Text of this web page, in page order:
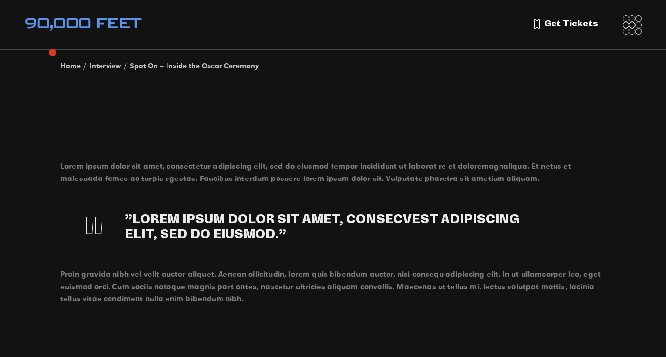
Get Tickets
Home Interview Spot On – Inside the Oscar Ceremony
Lorem ipsum dolor sit amet, consectetur adipiscing elit, sed do eiusmod tempor incididunt ut laborat re et doloremagnaliqua. Et netus et
malesuada fames ac turpis egestas. Faucibus interdum posuere lorem ipsum dolor sit. Vulputate pharetra sit ametium aliquam.
”LOREM IPSUM DOLOR SIT AMET, CONSECVEST ADIPISCING
ELIT, SED DO EIUSMOD.”
Proin gravida nibh vel velit auctor aliquet. Aenean ollicitudin, lorem quis bibendum auctor, nisi consequ adipiscing elit. In ut ullamcorper leo, eget
euismod orci. Cum sociis natoque magnis part ontes, nascetur ultricies aliquam convallis. Maecenas ut tellus mi. lectus volutpat mattis, lacinia
tellus vitae condiment nulla enim bibendum nibh.